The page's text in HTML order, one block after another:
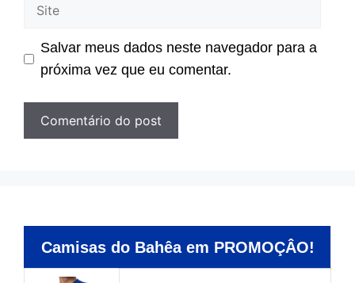
Salvar meus dados neste navegador para a
próxima vez que eu comentar.
Camisas do Bahêa em PROMOÇÂO!